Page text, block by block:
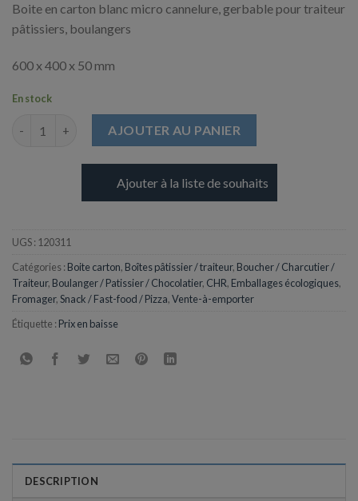
Boite en carton blanc micro cannelure, gerbable pour traiteur
pâtissiers, boulangers
600 x 400 x 50 mm
En stock
quantité de Boite micro Blanche - 600 x 400 x 50 mm
AJOUTER AU PANIER
Ajouter à la liste de souhaits
UGS : 120311
Catégories : Boite carton, Boîtes pâtissier / traiteur, Boucher / Charcutier /
Traiteur, Boulanger / Patissier / Chocolatier, CHR, Emballages écologiques,
Fromager,Snack / Fast-food / Pizza,Vente-à-emporter
Étiquette : Prix en baisse
DESCRIPTION